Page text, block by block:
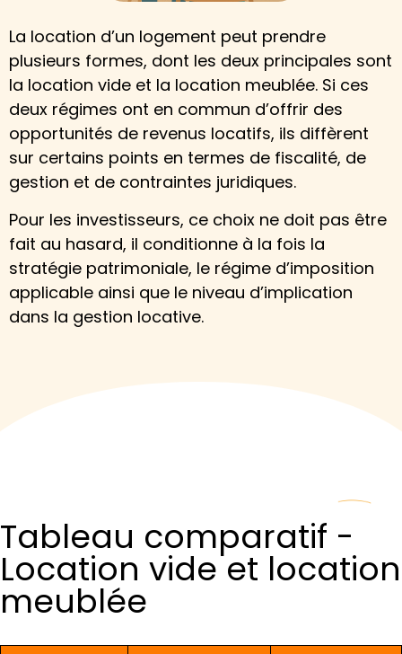
La location d’un logement peut prendre
plusieurs formes, dont les deux principales sont
la location vide et la location meublée. Si ces
deux régimes ont en commun d’offrir des
opportunités de revenus locatifs, ils diffèrent
sur certains points en termes de fiscalité, de
gestion et de contraintes juridiques.
Pour les investisseurs, ce choix ne doit pas être
fait au hasard, il conditionne à la fois la
stratégie patrimoniale, le régime d’imposition
applicable ainsi que le niveau d’implication
dans la gestion locative.
Tableau comparatif -
Location vide et location
meublée